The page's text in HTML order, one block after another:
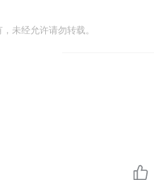
未经允许请勿转载。